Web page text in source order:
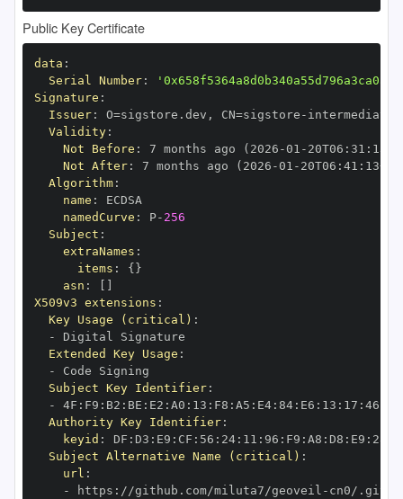
Public Key Certificate
data :
Serial Number:
Signature :
Issuer: O=sigstore.dev , CN=sigstore -
Validity:
Not Before : 7 months ago (2026 -01 - 20T06 : 31 :
Not After: 7 months ago (2026 -01 - 20T06 : 41 : 13+00
Algorithm:
name :
namedCurve : P- 256
Subject :
extraNames :
items : { }
asn :
X509v3 extensions :
Key Usage (critical) :
-
Extended Key Usage :
-
Subject Key Identifier:
-
4F : F9 : B2 : BE : E2 : A0 : 13 : F8 : A5 : E4: 84: E6 : 13 : 17 : 46
Authority Key Identifier:
keyid : DF : D3 : E9 : CF : 56 : 24: 11 : 96 : F9 : A8 : D8 : E9 : 28
Subject Alternative Name (critical) :
url :
-
https : //github.com/miluta7/geoveil -